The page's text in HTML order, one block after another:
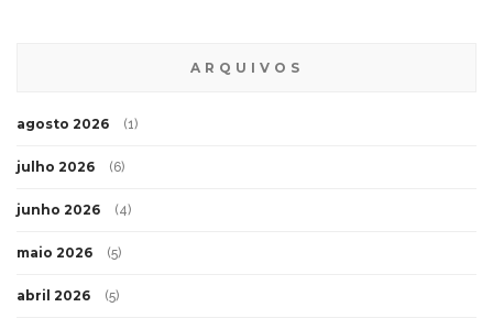
ARQUIVOS
agosto 2026 (1)
julho 2026 (6)
junho 2026 (4)
maio 2026 (5)
abril 2026 (5)